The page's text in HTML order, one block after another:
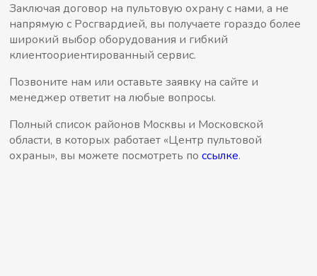
Заключая договор на пультовую охрану с нами, а не
напрямую с Росгвардией, вы получаете гораздо более
широкий выбор оборудования и гибкий
клиентоориентированный сервис.
Позвоните нам или оставьте заявку на сайте и
менеджер ответит на любые вопросы.
Полный список районов Москвы и Московской
области, в которых работает «Центр пультовой
охраны», вы можете посмотреть поссылке.